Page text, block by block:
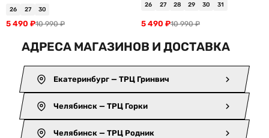
26 27 30
10 990₽
5 490 ₽
26 27 28 29 30 31
10 990₽
5 490 ₽
АДРЕСА МАГАЗИНОВ И ДОСТАВКА
Екатеринбург — ТРЦ Гринвич
Челябинск — ТРЦ Горки
Челябинск — ТРЦ Родник